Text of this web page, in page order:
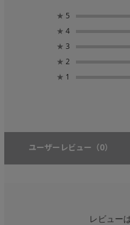
★ 5
★ 4
★ 3
★ 2
★ 1
ユーザーレビュー （0）
レビュー